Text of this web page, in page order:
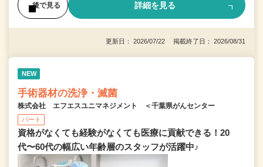
後で見る 詳細を見る
更新日： 2026/07/22 掲載終了日： 2026/08/31
NEW
手術器材の洗浄・滅菌
株式会社 エフエスユニマネジメント ＜千葉県がんセンター
パート
資格がなくても経験がなくても医療に貢献できる！20
代〜60代の幅広い年齢層のスタッフが活躍中♪